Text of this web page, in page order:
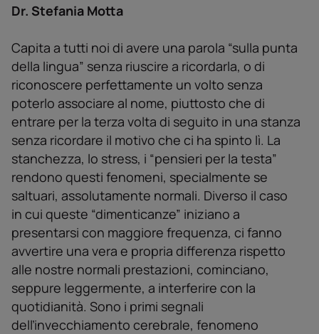
Dr. Stefania Motta
Capita a tutti noi di avere una parola “sulla punta
della lingua” senza riuscire a ricordarla, o di
riconoscere perfettamente un volto senza
poterlo associare al nome, piuttosto che di
entrare per la terza volta di seguito in una stanza
senza ricordare il motivo che ci ha spinto lì. La
stanchezza, lo stress, i “pensieri per la testa”
rendono questi fenomeni, specialmente se
saltuari, assolutamente normali. Diverso il caso
in cui queste “dimenticanze” iniziano a
presentarsi con maggiore frequenza, ci fanno
avvertire una vera e propria differenza rispetto
alle nostre normali prestazioni, cominciano,
seppure leggermente, a interferire con la
quotidianità. Sono i primi segnali
delľinvecchiamento cerebrale, fenomeno